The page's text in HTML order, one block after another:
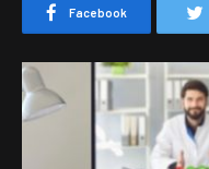
Facebook